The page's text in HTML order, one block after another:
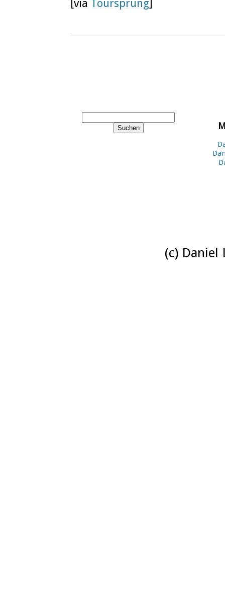
[via Toursprung]
(c) Daniel